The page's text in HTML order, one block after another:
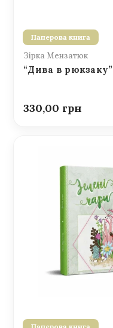
Паперова книга
Зірка Мензатюк
“Дива в рюкзаку”
330,00